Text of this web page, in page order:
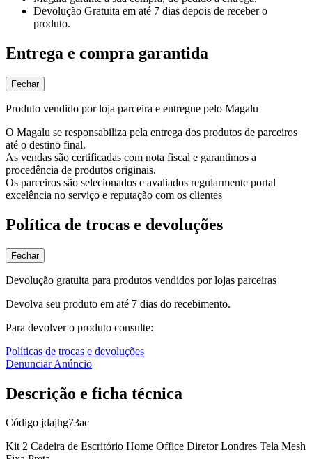
Devolução Gratuita em até 7 dias depois de receber o
produto.
Entrega e compra garantida
Fechar
Produto vendido por loja parceira e entregue pelo Magalu
O Magalu se responsabiliza pela entrega dos produtos de parceiros
até o destino final.
As vendas são certificadas com nota fiscal e garantimos a
procedência de produtos originais.
Os parceiros são selecionados e avaliados regularmente portal
excelência no serviço e reputação com os clientes
Política de trocas e devoluções
Fechar
Devolução gratuita para produtos vendidos por lojas parceiras
Devolva seu produto em até 7 dias do recebimento.
Para devolver o produto consulte:
Políticas de trocas e devoluções
Denunciar Anúncio
Descrição e ficha técnica
Código jdajhg73ac
Kit 2 Cadeira de Escritório Home Office Diretor Londres Tela Mesh